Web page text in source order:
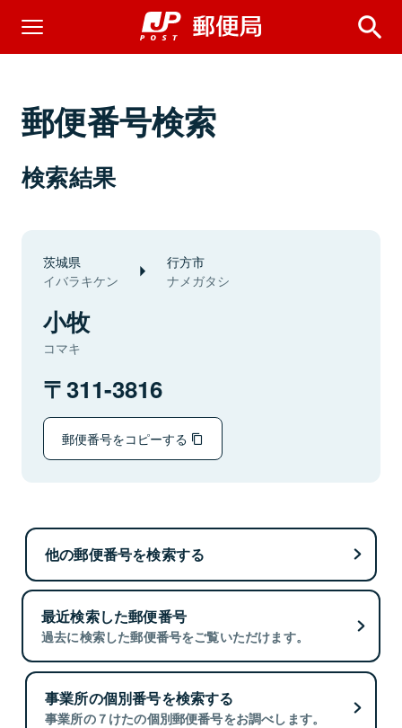
郵便番号検索
検索結果
茨城県
イバラキケン
行方市
ナメガタシ
小牧
コマキ
311-3816
郵便番号をコピーする
他の郵便番号を検索する
最近検索した郵便番号
過去に検索した郵便番号をご覧いただけます。
事業所の個別番号を検索する
事業所の７けたの個別郵便番号をお調べします。